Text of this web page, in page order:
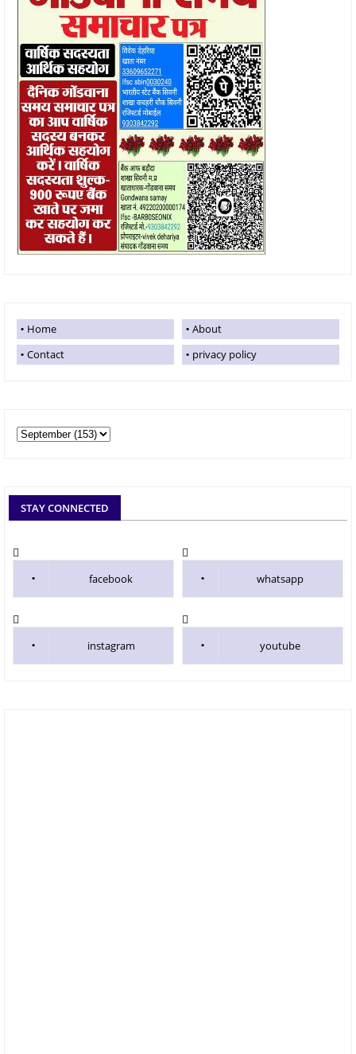
Home
About
Contact
privacy policy
STAY CONNECTED
facebook whatsapp
instagram youtube